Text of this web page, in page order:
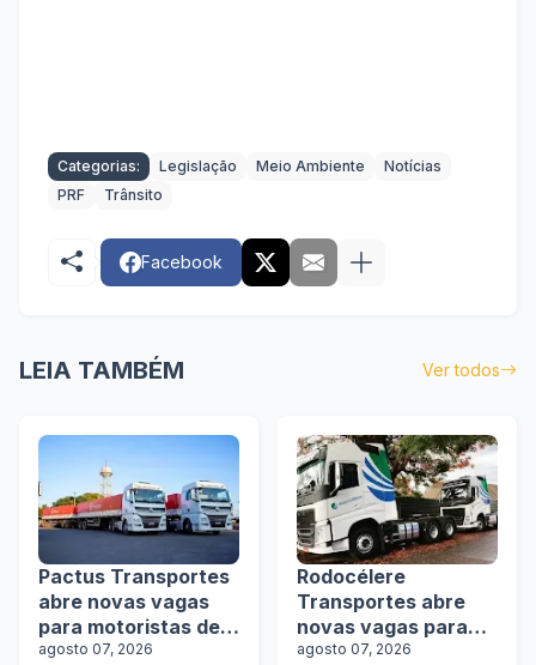
Categorias: Legislação Meio Ambiente
Notícias
PRF
Trânsito
Facebook
LEIA TAMBÉM Ver todos
Pactus Transportes
abre novas vagas
para motoristas de
rodotrens
agosto 07, 2026
Rodocélere
Transportes abre
novas vagas para
motoristas
agosto 07, 2026